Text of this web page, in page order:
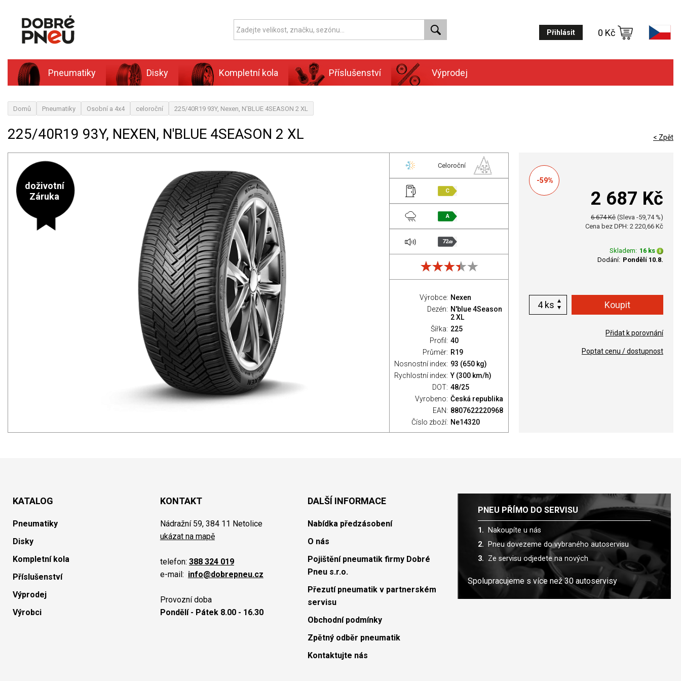
Přihlásit 0 Kč
Pneumatiky Disky Kompletní kola Příslušenství Výprodej
Domů Pneumatiky Osobní a 4x4 celoroční 225/40R19 93Y, Nexen, N'BLUE 4SEASON 2 XL
225/40R19 93Y, NEXEN, N'BLUE 4SEASON 2 XL < Zpět
doživotní
Záruka
Celoroční
C
A
72dB
Výrobce: Nexen
Dezén: N'blue 4Season
2 XL
Šířka: 225
Profil: 40
Průměr: R19
Nosnostní index: 93 (650 kg)
Rychlostní index: Y (300 km/h)
DOT: 48/25
Vyrobeno: Česká republika
EAN: 8807622220968
Číslo zboží: Ne14320
-59%
2 687 Kč
6 674 Kč (Sleva -59,74 %)
Cena bez DPH: 2 220,66 Kč
Skladem: 16 ks
Dodání: Pondělí 10.8.
ks
Přidat k porovnání
Poptat cenu / dostupnost
KATALOG
Pneumatiky
Disky
Kompletní kola
Příslušenství
Výprodej
Výrobci
KONTAKT
Nádražní 59, 384 11 Netolice
ukázat na mapě
telefon: 388 324 019
e-mail: info@dobrepneu.cz
Provozní doba
Pondělí - Pátek 8.00 - 16.30
DALŠÍ INFORMACE
Nabídka předzásobení
O nás
Pojištění pneumatik firmy Dobré
Pneu s.r.o.
Přezutí pneumatik v partnerském
servisu
Obchodní podmínky
Zpětný odběr pneumatik
Kontaktujte nás
PNEU PŘÍMO DO SERVISU
Nakoupíte u nás
Pneu dovezeme do vybraného autoservisu
Ze servisu odjedete na nových
Spolupracujeme s více než 30 autoservisy